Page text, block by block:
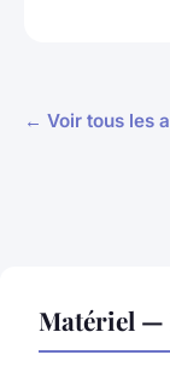
← Voir tous les
Matériel —